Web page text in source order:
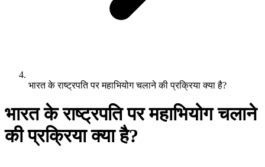
भारत के राष्ट्रपति पर महाभियोग चलाने की प्रक्रिया क्या है?
भारत के राष्ट्रपति पर महाभियोग चलाने
की प्रक्रिया क्या है?